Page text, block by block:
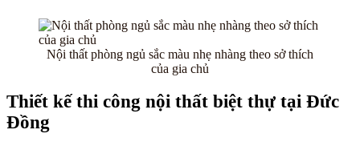
Nội thất phòng ngủ sắc màu nhẹ nhàng theo sở thích
của gia chủ
Thiết kế thi công nội thất biệt thự tại Đức
Đồng